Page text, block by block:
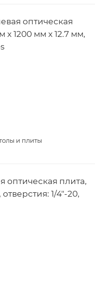
оптическая
x 1200 мм x 12.7 мм,
и плиты
оптическая плита,
1/4"-20,